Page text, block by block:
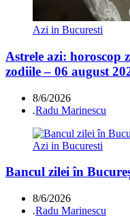
Azi in Bucuresti
Astrele azi: horoscop
zodiile – 06 august
8/6/2026
.Radu Marinescu
Azi in Bucuresti
Bancul zilei în
8/6/2026
.Radu Marinescu